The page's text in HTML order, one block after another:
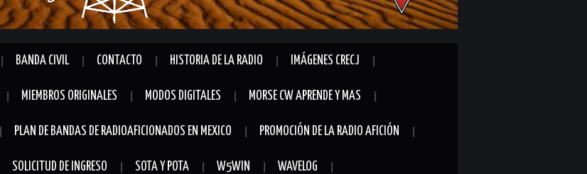
BANDA CIVIL CONTACTO HISTORIA DE LA RADIO IMÁGENES CRECJ
MIEMBROS ORIGINALES MODOS DIGITALES MORSE CW APRENDE Y MAS
PLAN DE BANDAS DE RADIOAFICIONADOS EN MEXICO PROMOCIÓN DE LA RADIO AFICIÓN
SOLICITUD DE INGRESO SOTA Y POTA W5WIN WAVELOG